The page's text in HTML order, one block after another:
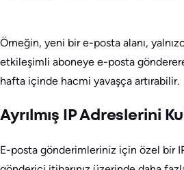
Örneğin, yeni bir e-posta alanı,
etkileşimli aboneye e-posta
hafta içinde hacmi yavaşça artırabilir.
Ayrılmış IP Adreslerini
E-posta gönderimleriniz için özel bir